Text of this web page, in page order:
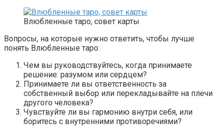
Влюбленные таро, совет карты
Вопросы, на которые нужно ответить, чтобы лучше
понять Влюбленные таро:
Чем вы руководствуйтесь, когда принимаете
решение: разумом или сердцем?
Принимаете ли вы ответственность за
собственный выбор или перекладывайте на плечи
другого человека?
Чувствуйте ли вы гармонию внутри себя, или
боритесь с внутренними противоречиями?